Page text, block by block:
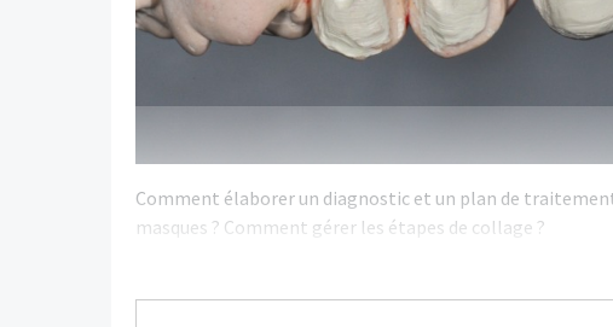
Comment élaborer un diagnostic et un plan de
masques ? Comment gérer les étapes de collage ?